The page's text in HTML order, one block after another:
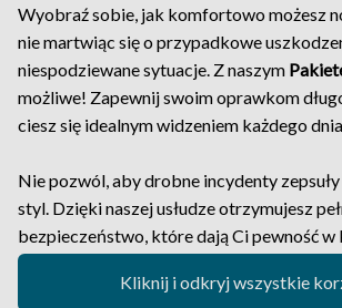
Wyobraź sobie, jak komfortowo możesz
nie martwiąc się o przypadkowe
niespodziewane sytuacje. Z naszym
możliwe! Zapewnij swoim oprawkom
ciesz się idealnym widzeniem każdego dnia.
Nie pozwól, aby drobne incydenty
styl. Dzięki naszej usłudze otrzymujesz
bezpieczeństwo, które dają Ci pewność w
Kliknij i odkryj wszystkie